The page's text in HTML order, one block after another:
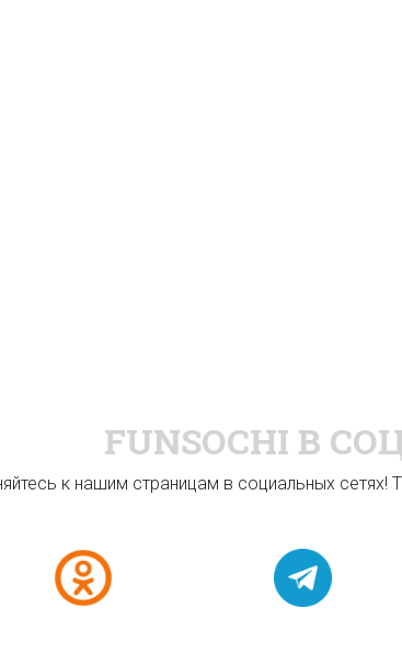
FUNSOCHI В
к нашим страницам в социальных сетях!